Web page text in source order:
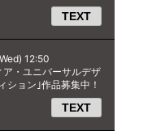
TEXT
12:50
ア・ユニバーサルデザ
ション｣作品募集中！
TEXT